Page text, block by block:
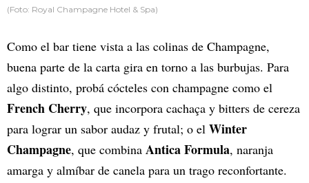
(Foto: Royal Champagne Hotel & Spa)
Como el bar tiene vista a las colinas de Champagne,
buena parte de la carta gira en torno a las burbujas. Para
algo distinto, probá cócteles con champagne como el
French Cherry, que incorpora cachaça y bitters de cereza
para lograr un sabor audaz y frutal; o el Winter
Champagne, que combina Antica Formula, naranja
amarga y almíbar de canela para un trago reconfortante.